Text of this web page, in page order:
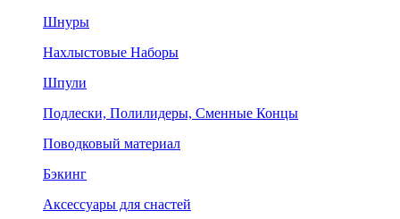
Шнуры
Нахлыстовые Наборы
Шпули
Подлески, Полилидеры, Сменные Концы
Поводковый материал
Бэкинг
Аксессуары для снастей